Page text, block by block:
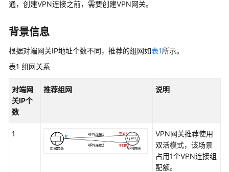
绍
计
说
明
快
速
入
通，创建VPN连接之前，需要创建VPN网关。
背景信息
根据对端网关IP地址个数不同，推荐的组网如表1所示。
表1 组网关系
对端网
关IP个
数
推荐组网 说明
1
VPN网关推荐使用
双活模式，该场景
占用1个VPN连接组
配额。